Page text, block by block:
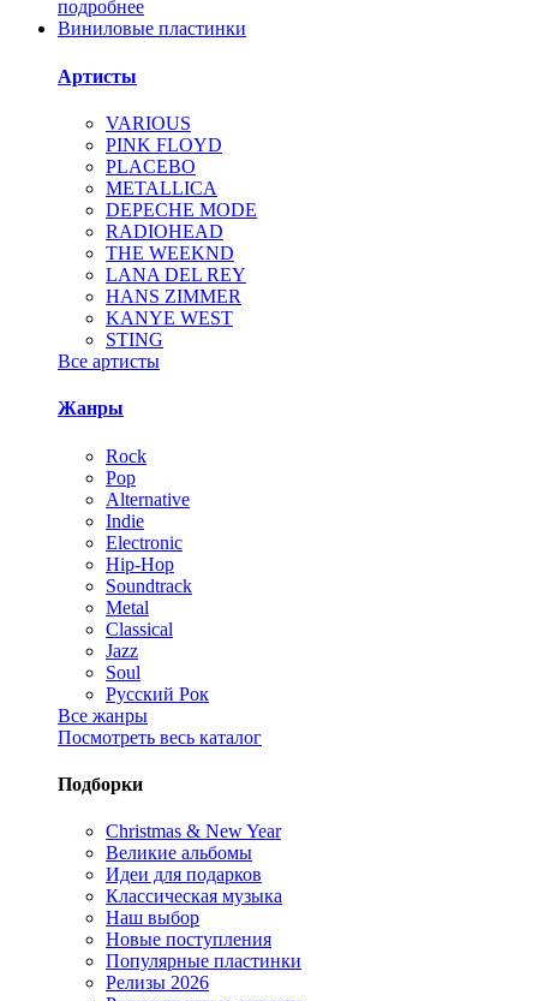
подробнее
Виниловые пластинки
Артисты
VARIOUS
PINK FLOYD
PLACEBO
METALLICA
DEPECHE MODE
RADIOHEAD
THE WEEKND
LANA DEL REY
HANS ZIMMER
KANYE WEST
STING
Все артисты
Жанры
Rock
Pop
Alternative
Indie
Electronic
Hip-Hop
Soundtrack
Metal
Classical
Jazz
Soul
Русский Рок
Все жанры
Посмотреть весь каталог
Подборки
Christmas & New Year
Великие альбомы
Идеи для подарков
Классическая музыка
Наш выбор
Новые поступления
Популярные пластинки
Релизы 2026